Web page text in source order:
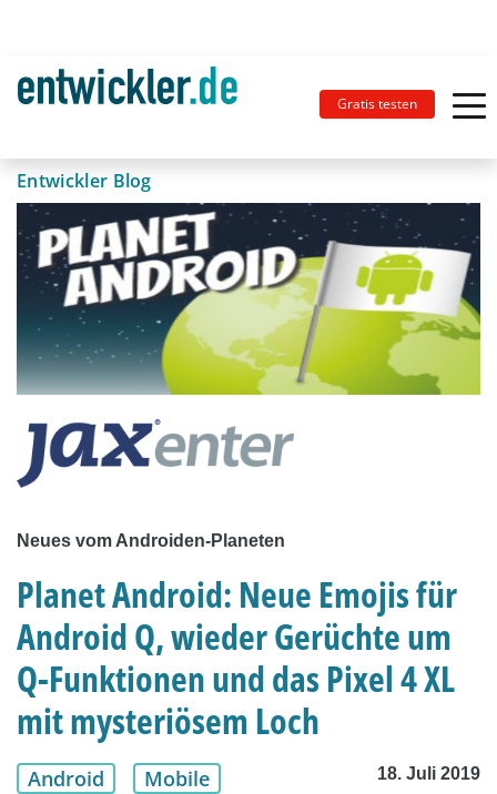
Gratis testen
Entwickler Blog
Neues vom Androiden-Planeten
Planet Android: Neue Emojis für
Android Q, wieder Gerüchte um
Q-Funktionen und das Pixel 4 XL
mit mysteriösem Loch
Android Mobile 18. Juli 2019